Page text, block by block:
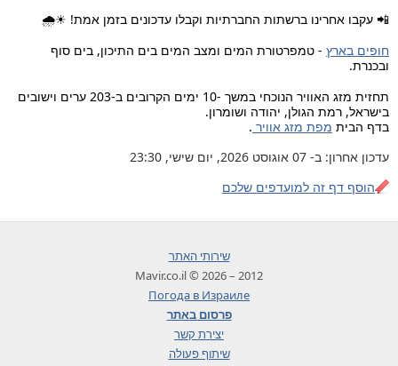
📲 עקבו אחרינו ברשתות החברתיות וקבלו עדכונים בזמן אמת! ☀🌧
חופים בארץ - טמפרטורת המים ומצב המים בים התיכון, בים סוף
ובכנרת.
תחזית מזג האוויר הנוכחי במשך -10 ימים הקרובים ב-203 ערים וישובים
בישראל, רמת הגולן, יהודה ושומרון.
בדף הבית מפת מזג אוויר .
עדכון אחרון: ב- 07 אוגוסט 2026, יום שישי, 23:30
הוסף דף זה למועדפים שלכם
שירותי האתר
2012 – 2026 © Mavir.co.il
Погода в Израиле
פרסום באתר
יצירת קשר
שיתוף פעולה